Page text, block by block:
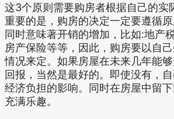
这3个原则需要购房者根据自己的实
重要的是，购房的决定一定要遵循
同时意味著开销的增加，比如:地产
房产保险等等，因此，购房要以自
情况来定。如果房屋在未来几年能
回报，当然是最好的。即使没有，
经济负担的影响。同时在房屋中留
充满乐趣。